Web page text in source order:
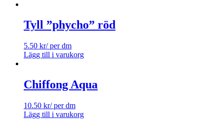
Tyll ”phycho” röd
5.50 kr/ per dm
Lägg till i varukorg
Chiffong Aqua
10.50 kr/ per dm
Lägg till i varukorg